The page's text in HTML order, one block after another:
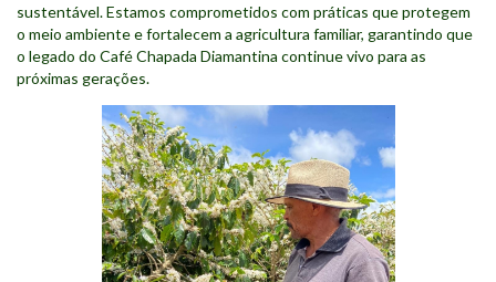
sustentável. Estamos comprometidos com práticas que protegem
o meio ambiente e fortalecem a agricultura familiar, garantindo que
o legado do Café Chapada Diamantina continue vivo para as
próximas gerações.